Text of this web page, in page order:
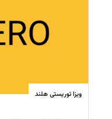
ویزا توریستیهلند